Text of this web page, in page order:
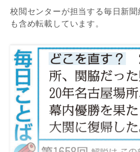
校閲センターが担当する毎日新
も含め転載しています。